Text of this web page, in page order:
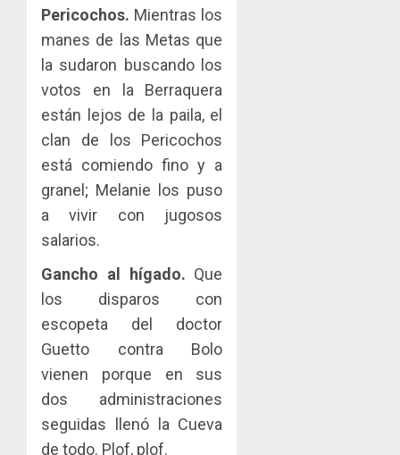
Pericochos. Mientras los
manes de las Metas que
la sudaron buscando los
votos en la Berraquera
están lejos de la paila, el
clan de los Pericochos
está comiendo fino y a
granel; Melanie los puso
a vivir con jugosos
salarios.
Gancho al hígado. Que
los disparos con
escopeta del doctor
Guetto contra Bolo
vienen porque en sus
dos administraciones
seguidas llenó la Cueva
de todo. Plof, plof.